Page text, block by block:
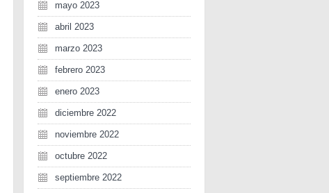
mayo 2023
abril 2023
marzo 2023
febrero 2023
enero 2023
diciembre 2022
noviembre 2022
octubre 2022
septiembre 2022